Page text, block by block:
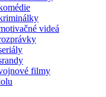
videá
filmy